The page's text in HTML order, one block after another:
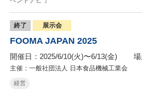
終了 展示会
FOOMA JAPAN 2025
開催日：2025/6/10(火)〜6/13(金)
主催：一般社団法人 日本食品機械工業会
経営